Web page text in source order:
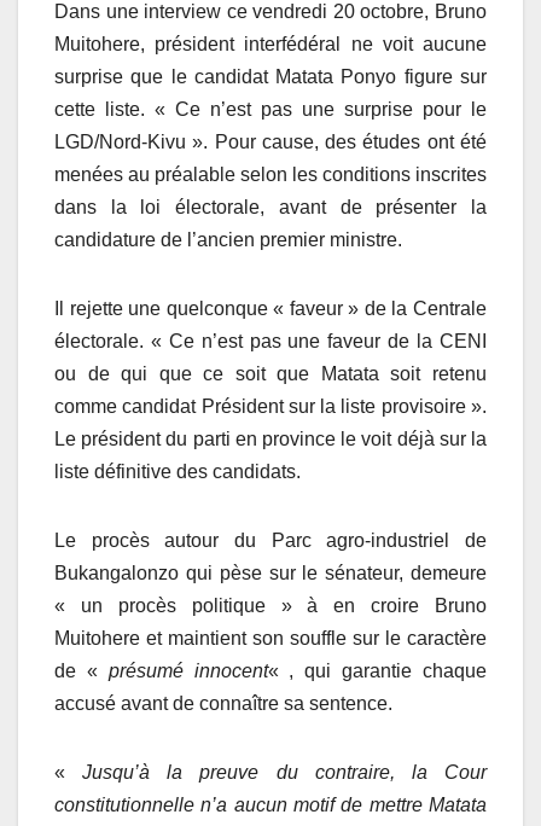
Dans une interview ce vendredi 20 octobre, Bruno
Muitohere, président interfédéral ne voit aucune
surprise que le candidat Matata Ponyo figure sur
cette liste. « Ce n’est pas une surprise pour le
LGD/Nord-Kivu ». Pour cause, des études ont été
menées au préalable selon les conditions inscrites
dans la loi électorale, avant de présenter la
candidature de l’ancien premier ministre.
Il rejette une quelconque « faveur » de la Centrale
électorale. « Ce n’est pas une faveur de la CENI
ou de qui que ce soit que Matata soit retenu
comme candidat Président sur la liste provisoire ».
Le président du parti en province le voit déjà sur la
liste définitive des candidats.
Le procès autour du Parc agro-industriel de
Bukangalonzo qui pèse sur le sénateur, demeure
« un procès politique » à en croire Bruno
Muitohere et maintient son souffle sur le caractère
de « présumé innocent« , qui garantie chaque
accusé avant de connaître sa sentence.
«Jusqu’à la preuve du contraire, la Cour
constitutionnelle n’a aucun motif de mettre Matata